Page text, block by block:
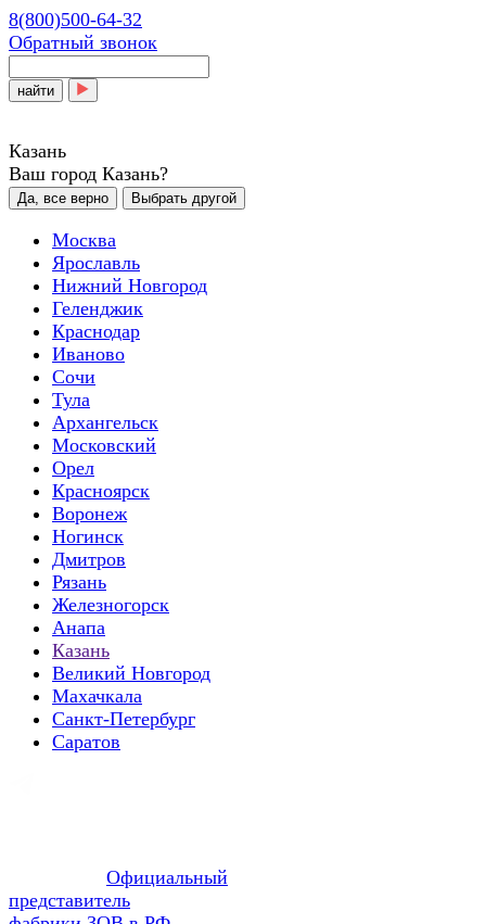
8(800)500-64-32
Обратный звонок
найти
Казань
Ваш город Казань?
Да, все верно Выбрать другой
Москва
Ярославль
Нижний Новгород
Геленджик
Краснодар
Иваново
Сочи
Тула
Архангельск
Московский
Орел
Красноярск
Воронеж
Ногинск
Дмитров
Рязань
Железногорск
Анапа
Казань
Великий Новгород
Махачкала
Санкт-Петербург
Саратов
Официальный
представитель